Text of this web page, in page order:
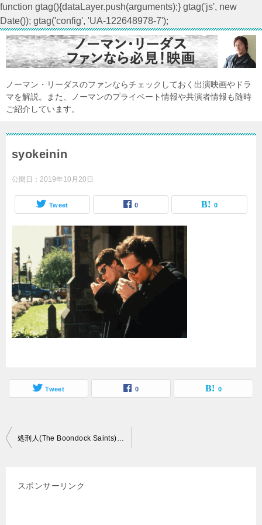
function gtag(){dataLayer.push(arguments);} gtag('js', new
Date()); gtag('config', 'UA-122648978-7');
ノーマン・リーダスのファンならチェックしておく出演映画やドラ
マを解説。また、ノーマンのプライベート情報や共演者情報も随時
ご紹介しています。
syokeinin
公開日： 2019年10月20日
Tweet 0 0
Tweet 0 0
投
処刑人(The Boondock Saints)｜ノーマン・リーダスはマーフィー役
スポンサーリンク